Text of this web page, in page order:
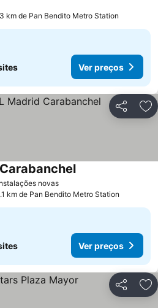
km de Pan Bendito Metro Station
Ver preços
Partilhar
novasVer preços
Ver preços
km de Pan Bendito Metro Station
Ver preços
Partilhar